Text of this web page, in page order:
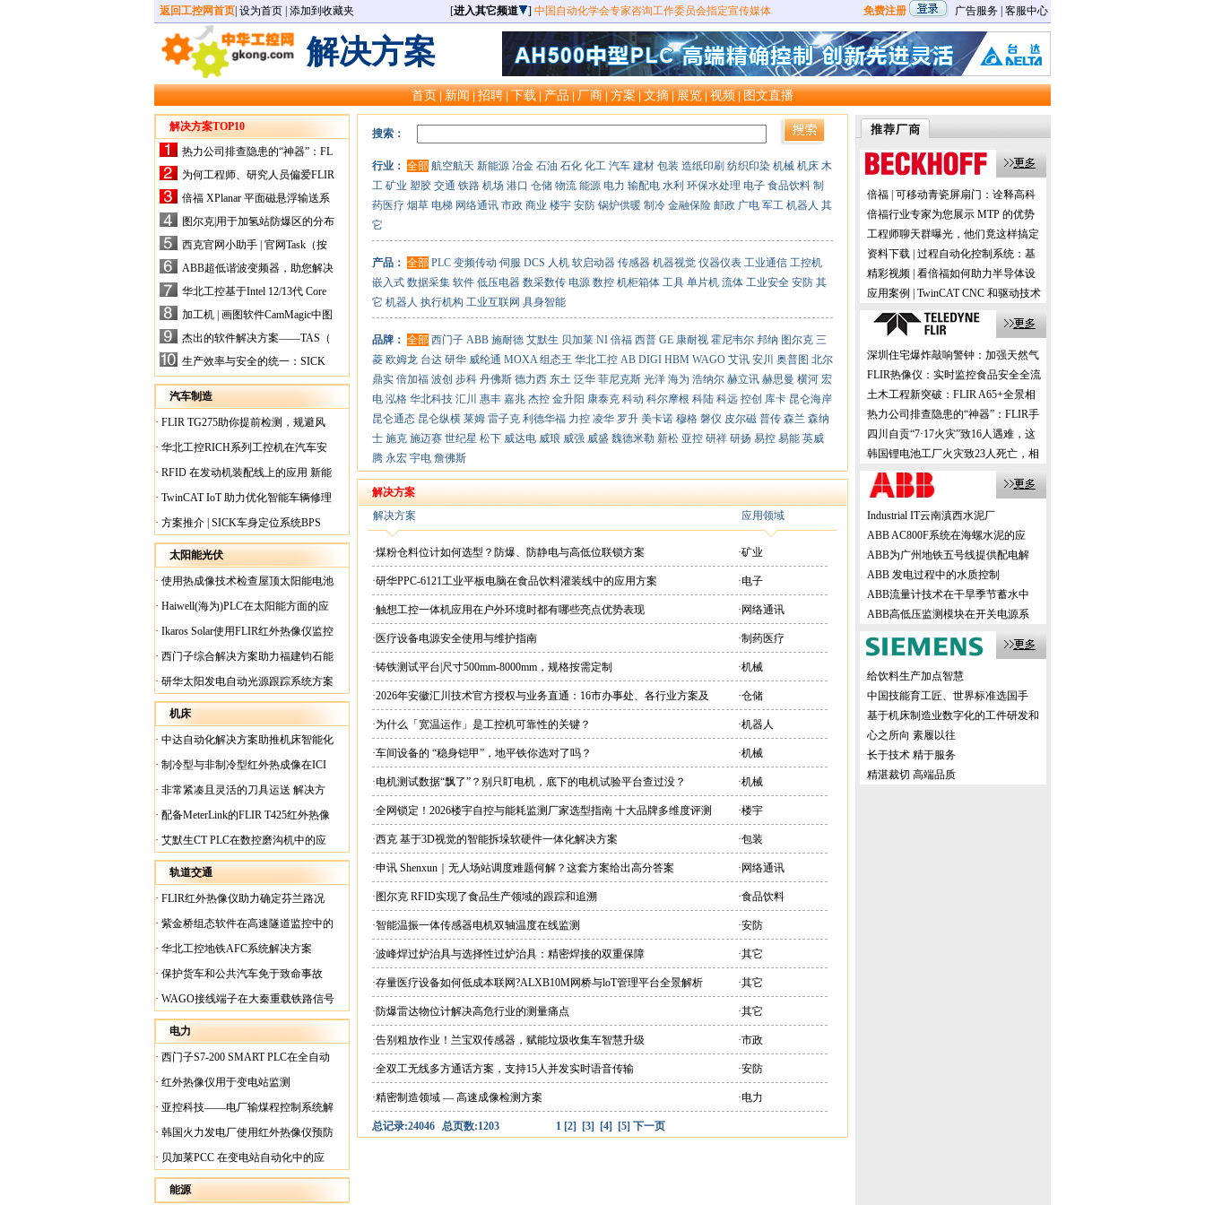
返回工控网首页 设为首页 添加到收藏夹 [进入其它频道 ] 中国自动化学会专家咨询工作委员会指定宣传媒体 免费注册 广告服务 客服中心
解决方案
首页|新闻|招聘|下载|产品|厂商|方案|文摘|展览|视频|图文直播
解决方案TOP10
热力公司排查隐患的“神器”：FL
IR手持式热像仪，高效精准！
为何工程师、研究人员偏爱FLIR
X-HS系列热像仪？精准高效是
关键
倍福 XPlanar 平面磁悬浮输送系
统的创新应用
图尔克|用于加氢站防爆区的分布
式I/O解决方案
西克官网小助手 | 官网Task（按
任务选型）更新预告
ABB超低谐波变频器，助您解决
电气设备运行难题！
华北工控基于Intel 12/13代 Core
的ATX-6159嵌入式主板，推进
机器人市场
加工机 | 画图软件CamMagic中图
层整合的问题
杰出的软件解决方案——TAS（
Turck Automation Suite）
生产效率与安全的统一：SICK
关于机器人技术传感器解决方案
的采访
汽车制造
· FLIR TG275助你提前检测，规避风
险！
· 华北工控RICH系列工控机在汽车安
全检测行业中的应用
· RFID 在发动机装配线上的应用 新能
源汽车爆炸频发？
· TwinCAT IoT 助力优化智能车辆修理
· 方案推介 | SICK车身定位系统BPS
太阳能光伏
· 使用热成像技术检查屋顶太阳能电池
板
· Haiwell(海为)PLC在太阳能方面的应
用
· Ikaros Solar使用FLIR红外热像仪监控
已装太阳能电池板
· 西门子综合解决方案助力福建钧石能
源飞速发展
· 研华太阳发电自动光源跟踪系统方案
机床
· 中达自动化解决方案助推机床智能化
升级
· 制冷型与非制冷型红外热成像在ICI
工厂内完美配合
· 非常紧凑且灵活的刀具运送 解决方
案
· 配备MeterLink的FLIR T425红外热像
仪帮助Medite Europe Ltd加快红外检测
工作速度
· 艾默生CT PLC在数控磨沟机中的应
用
轨道交通
· FLIR红外热像仪助力确定芬兰路况
· 紫金桥组态软件在高速隧道监控中的
应用
· 华北工控地铁AFC系统解决方案
· 保护货车和公共汽车免于致命事故
· WAGO接线端子在大秦重载铁路信号
楼设备中的应用
电力
· 西门子S7-200 SMART PLC在全自动
蓄电池短路内阻检测机上的应用
· 红外热像仪用于变电站监测
· 亚控科技——电厂输煤程控制系统解
决方案
· 韩国火力发电厂使用红外热像仪预防
火灾
· 贝加莱PCC 在变电站自动化中的应
用
能源
搜索：
行业： 全部 航空航天 新能源 冶金 石油 石化 化工 汽车 建材 包装 造纸印刷 纺织印染 机械 机床 木
工 矿业 塑胶 交通 铁路 机场 港口 仓储 物流 能源 电力 输配电 水利 环保水处理 电子 食品饮料 制
药医疗 烟草 电梯 网络通讯 市政 商业 楼宇 安防 锅炉供暖 制冷 金融保险 邮政 广电 军工 机器人 其
它
产品： 全部 PLC 变频传动 伺服 DCS 人机 软启动器 传感器 机器视觉 仪器仪表 工业通信 工控机
嵌入式 数据采集 软件 低压电器 数采数传 电源 数控 机柜箱体 工具 单片机 流体 工业安全 安防 其
它 机器人 执行机构 工业互联网 具身智能
品牌： 全部 西门子 ABB 施耐德 艾默生 贝加莱 NI 倍福 西普 GE 康耐视 霍尼韦尔 邦纳 图尔克 三
菱 欧姆龙 台达 研华 威纶通 MOXA 组态王 华北工控 AB DIGI HBM WAGO 艾讯 安川 奥普图 北尔
鼎实 倍加福 波创 步科 丹佛斯 德力西 东土 泛华 菲尼克斯 光洋 海为 浩纳尔 赫立讯 赫思曼 横河 宏
电 泓格 华北科技 汇川 惠丰 嘉兆 杰控 金升阳 康泰克 科动 科尔摩根 科陆 科远 控创 库卡 昆仑海岸
昆仑通态 昆仑纵横 莱姆 雷子克 利德华福 力控 凌华 罗升 美卡诺 穆格 磐仪 皮尔磁 普传 森兰 森纳
士 施克 施迈赛 世纪星 松下 威达电 威琅 威强 威盛 魏德米勒 新松 亚控 研祥 研扬 易控 易能 英威
腾 永宏 宇电 詹佛斯
解决方案
解决方案
应用领域
·煤粉仓料位计如何选型？防爆、防静电与高低位联锁方案 ·矿业
·研华PPC-6121工业平板电脑在食品饮料灌装线中的应用方案 ·电子
·触想工控一体机应用在户外环境时都有哪些亮点优势表现 ·网络通讯
·医疗设备电源安全使用与维护指南 ·制药医疗
·铸铁测试平台|尺寸500mm-8000mm，规格按需定制 ·机械
·2026年安徽汇川技术官方授权与业务直通：16市办事处、各行业方案及
现货直供平台
·仓储
·为什么「宽温运作」是工控机可靠性的关键？ ·机器人
·车间设备的 “稳身铠甲”，地平铁你选对了吗？ ·机械
·电机测试数据“飘了”？别只盯电机，底下的电机试验平台查过没？ ·机械
·全网锁定！2026楼宇自控与能耗监测厂家选型指南 十大品牌多维度评测 ·楼宇
·西克 基于3D视觉的智能拆垛软硬件一体化解决方案 ·包装
·申讯 Shenxun｜无人场站调度难题何解？这套方案给出高分答案 ·网络通讯
·图尔克 RFID实现了食品生产领域的跟踪和追溯 ·食品饮料
·智能温振一体传感器电机双轴温度在线监测 ·安防
·波峰焊过炉治具与选择性过炉治具：精密焊接的双重保障 ·其它
·存量医疗设备如何低成本联网?ALXB10M网桥与loT管理平台全景解析 ·其它
·防爆雷达物位计解决高危行业的测量痛点 ·其它
·告别粗放作业！兰宝双传感器，赋能垃圾收集车智慧升级 ·市政
·全双工无线多方通话方案，支持15人并发实时语音传输 ·安防
·精密制造领域 — 高速成像检测方案 ·电力
总记录:24046 总页数:1203 1 [2] [3] [4] [5] 下一页
倍福 | 可移动青瓷屏扇门：诠释高科
技与历史的交融
倍福行业专家为您展示 MTP 的优势
及应用
工程师聊天群曝光，他们竟这样搞定
机器视觉！
资料下载 | 过程自动化控制系统：基
于 PC 的控制技术
精彩视频 | 看倍福如何助力半导体设
备的国产化
应用案例 | TwinCAT CNC 和驱动技术
在数控机床加工中的应用
深圳住宅爆炸敲响警钟：加强天然气
预防性检测更安全！
FLIR热像仪：实时监控食品安全全流
程，助力提升消费者信任！
土木工程新突破：FLIR A65+全景相
机，创新方案震撼业界！
热力公司排查隐患的“神器”：FLIR手
持式热像仪，高效精准！
四川自贡“7·17火灾”致16人遇难，这
样的事故该如何有效避免？
韩国锂电池工厂火灾致23人死亡，相
关企业该如何有效避免？
Industrial IT云南滇西水泥厂
ABB AC800F系统在海螺水泥的应
ABB为广州地铁五号线提供配电解
ABB 发电过程中的水质控制
ABB流量计技术在干旱季节蓄水中
ABB高低压监测模块在开关电源系
给饮料生产加点智慧
中国技能育工匠、世界标准选国手
基于机床制造业数字化的工件研发和
生产
心之所向 素履以往
长于技术 精于服务
精湛裁切 高端品质